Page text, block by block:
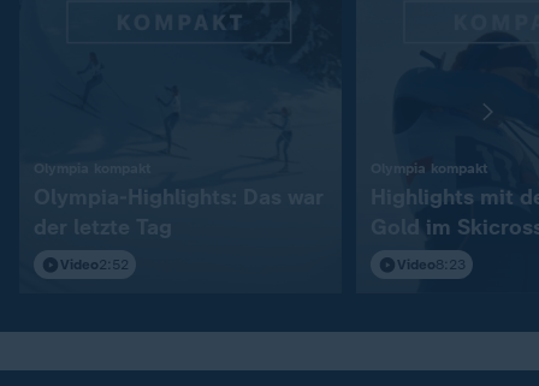
Olympia kompakt
Olympia-Highlights: Das war
der letzte Tag
Video2:52
Olympia kompakt
Highlights mit
Gold im
Video8:23